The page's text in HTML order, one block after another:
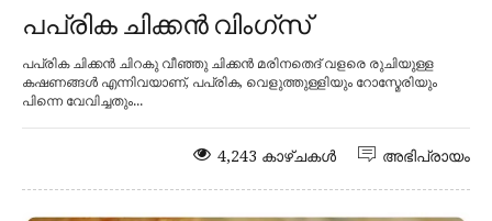
പപ്രിക ചിക്കൻ വിംഗ്സ്
പപ്രിക ചിക്കൻ ചിറകു വീഞ്ഞു ചിക്കൻ മരിനതെദ് വളരെ രുചിയുള്ള
കഷണങ്ങൾ എന്നിവയാണ്, പപ്രിക, വെളുത്തുള്ളിയും റോസ്മേരിയും
പിന്നെ വേവിച്ചതും...
അഭിപ്രായം
4,243 കാഴ്ചകൾ